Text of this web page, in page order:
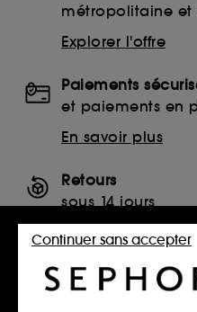
métropolitaine et
Explorer l'offre
Paiements
et paiements en
En savoir plus
Retours
sous 14 jours
Retourner mon
SERVICES, CONTACT ET
Continuer sans accepter